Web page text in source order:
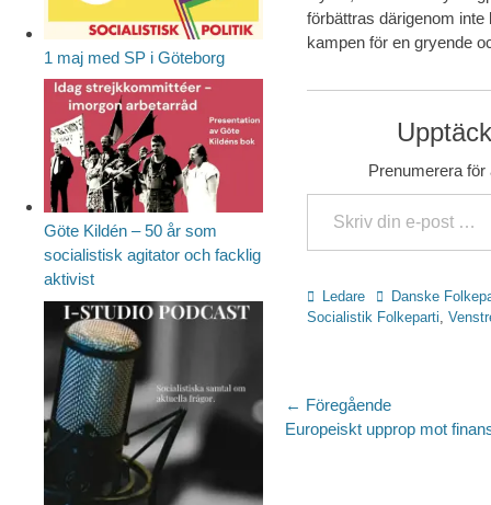
förbättras därigenom
kampen för en gryende
Prenumerera
Skriv din e-post …
Kategorier
Ledare Etiketter
Danske
Socialistik Folkeparti
← Föregående
Föregående
Europeiskt upprop mot
1 maj med SP i Göteborg
Göte Kildén – 50 år som
socialistisk agitator och facklig
aktivist